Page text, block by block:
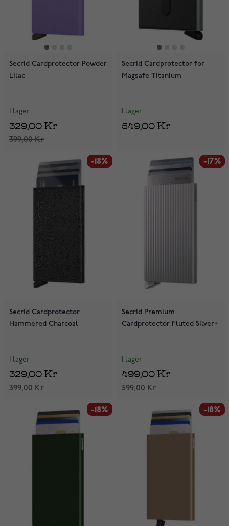
Secrid Cardprotector Powder
Lilac
I lager
399,00 Kr
329,00 Kr
Secrid Cardprotector for
Magsafe Titanium
I lager
549,00 Kr
-18%
-18%
Secrid Cardprotector
Hammered Charcoal
I lager
399,00 Kr
329,00 Kr
-17%
-17%
Secrid Premium
Cardprotector Fluted Silver+
I lager
599,00 Kr
499,00 Kr
-18%
-18% -18%
-18%